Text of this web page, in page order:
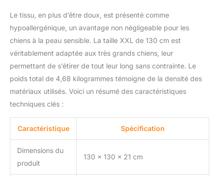
FRANCAISE : One PETS-
TOP est fabricants de
paniers et mobilier pour
chiens depuis 2017 le
panier pour chien grande
taille DODO Donut en est
le plus abouti, nous
mettons notre coeur à
développer des
pour vos animaux
adorés. Notre qualité
nos clients en France et
Le tissu, en plus d’être doux, est présenté comme
hypoallergénique, un avantage non négligeable pour les
chiens à la peau sensible. La taille XXL de 130 cm est
véritablement adaptée aux très grands chiens, leur
permettant de s’étirer de tout leur long sans contrainte. Le
poids total de 4,68 kilogrammes témoigne de la densité des
matériaux utilisés. Voici un résumé des caractéristiques
techniques clés :
Caractéristique Spécification
Dimensions du
produit
130 x 130 x 21 cm